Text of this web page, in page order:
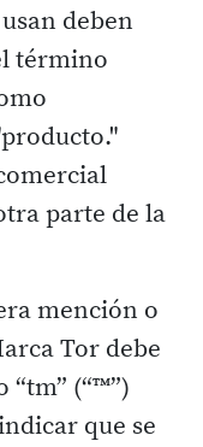
deben
término
parte de la
mención o
Tor debe
(“™”)
que se